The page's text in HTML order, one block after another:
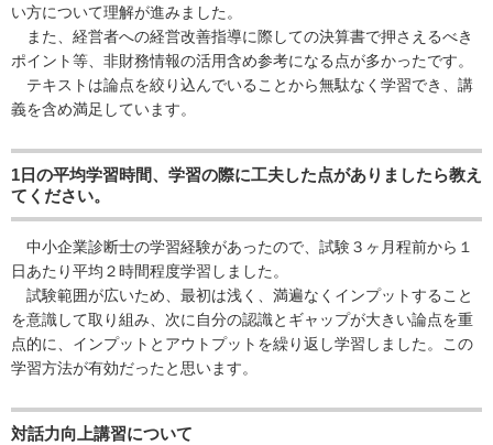
い方について理解が進みました。
また、経営者への経営改善指導に際しての決算書で押さえるべき
ポイント等、非財務情報の活用含め参考になる点が多かったです。
テキストは論点を絞り込んでいることから無駄なく学習でき、講
義を含め満足しています。
1日の平均学習時間、学習の際に工夫した点がありましたら教え
てください。
中小企業診断士の学習経験があったので、試験３ヶ月程前から１
日あたり平均２時間程度学習しました。
試験範囲が広いため、最初は浅く、満遍なくインプットすること
を意識して取り組み、次に自分の認識とギャップが大きい論点を重
点的に、インプットとアウトプットを繰り返し学習しました。この
学習方法が有効だったと思います。
対話力向上講習について